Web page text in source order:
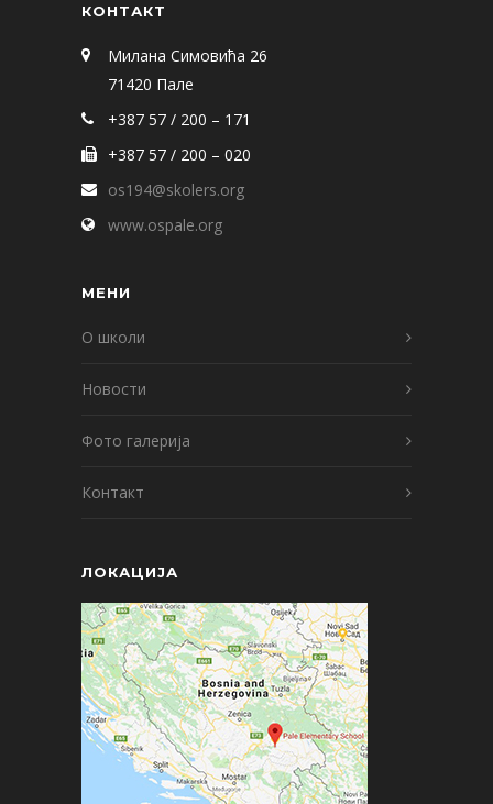
КОНТАКТ
Милана Симовића 26
71420 Пале
+387 57 / 200 – 171
+387 57 / 200 – 020
os194@skolers.org
www.ospale.org
МЕНИ
О школи
Новости
Фото галерија
Контакт
ЛОКАЦИЈА